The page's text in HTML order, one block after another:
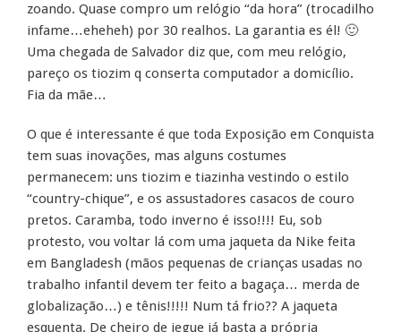
zoando. Quase compro um relógio “da hora” (trocadilho
infame…eheheh) por 30 realhos. La garantia es él! 🙂
Uma chegada de Salvador diz que, com meu relógio,
pareço os tiozim q conserta computador a domicílio.
Fia da mãe…
O que é interessante é que toda Exposição em Conquista
tem suas inovações, mas alguns costumes
permanecem: uns tiozim e tiazinha vestindo o estilo
“country-chique”, e os assustadores casacos de couro
pretos. Caramba, todo inverno é isso!!!! Eu, sob
protesto, vou voltar lá com uma jaqueta da Nike feita
em Bangladesh (mãos pequenas de crianças usadas no
trabalho infantil devem ter feito a bagaça… merda de
globalização…) e tênis!!!!! Num tá frio?? A jaqueta
esquenta. De cheiro de jegue já basta a própria